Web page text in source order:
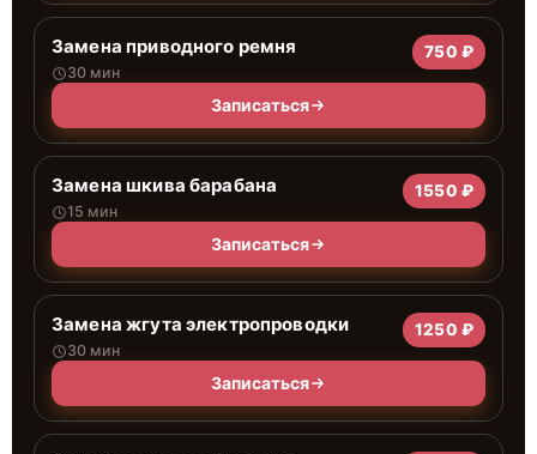
Замена приводного ремня
30 мин
750 ₽
Записаться
Замена шкива барабана
15 мин
1550 ₽
Записаться
Замена жгута электропроводки
30 мин
1250 ₽
Записаться